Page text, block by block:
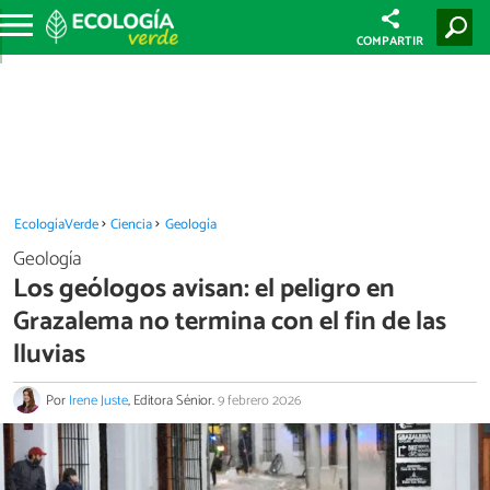
COMPARTIR
EcologíaVerde Ciencia Geología
Geología
Los geólogos avisan: el peligro en
Grazalema no termina con el fin de las
lluvias
PorIrene Juste, Editora Sénior.9 febrero 2026